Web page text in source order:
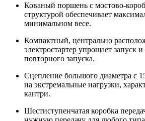
Кованый поршень с мостово-
структурой обеспечивает
минимальном весе.
Компактный, центрально
электростартер упрощает запуск
повторного запуска.
Сцепление большого диаметра с
на экстремальные нагрузки,
кантри.
Шестиступенчатая коробка